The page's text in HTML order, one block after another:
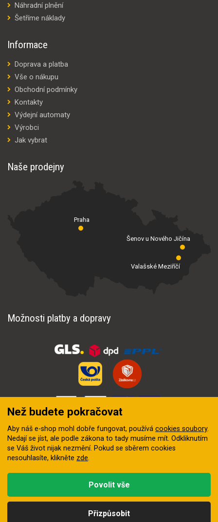
Náhradní plnění
Šetříme náklady
Informace
Doprava a platba
Vše o nákupu
Obchodní podmínky
Kontakty
Výdejní automaty
Výrobci
Jak vybrat
Naše prodejny
Praha
Valašské Meziříčí
Šenov u Nového Jičína
Možnosti platby a dopravy
digitální agentura FEO
Než budete pokračovat
Aby náš e-shop mohl dobře fungovat, používá cookies soubory.
Nedají se jíst, ale podle zákona to tady musíme mít. Odkliknutím
se Váš život nijak nezmění. Pokud se sběrem cookies
nesouhlasíte, klikněte zde.
Přizpůsobit
Povolit vše